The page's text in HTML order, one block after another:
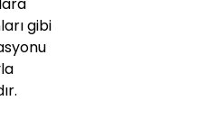
gibi